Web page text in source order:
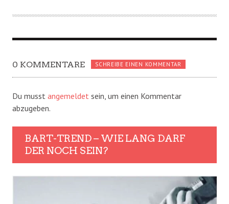
0 KOMMENTARE SCHREIBE EINEN KOMMENTAR
Du musst angemeldet sein, um einen Kommentar
abzugeben.
BART-TREND – WIE LANG DARF
DER NOCH SEIN?